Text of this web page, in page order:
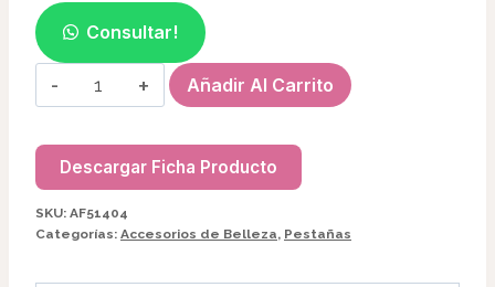
Consultar!
ESPEJO
C/MANGO
CORAZÓN
AF51404
cantidad
Añadir Al Carrito
Descargar Ficha Producto
SKU: AF51404
Categorías: Accesorios de Belleza, Pestañas